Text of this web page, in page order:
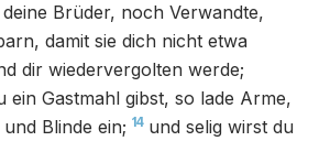
Brüder, noch Verwandte,
damit sie dich nicht etwa
dir wiedervergolten werde;
ein Gastmahl gibst, so lade Arme,
Blinde ein; 14 und selig wirst du